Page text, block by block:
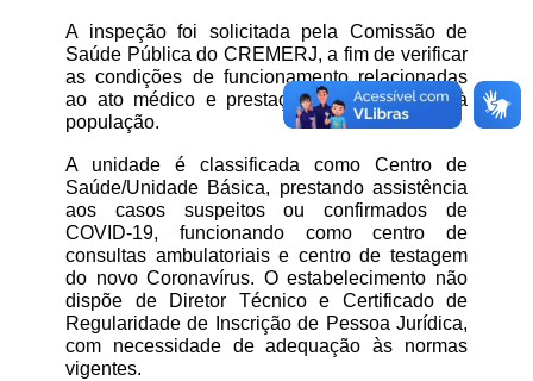
A inspeção foi solicitada pela Comissão de
Saúde Pública do CREMERJ, a fim de verificar
as condições de funcionamento relacionadas
ao ato médico e prestação de assistência à
população.
A unidade é classificada como Centro de
Saúde/Unidade Básica, prestando assistência
aos casos suspeitos ou confirmados de
COVID-19, funcionando como centro de
consultas ambulatoriais e centro de testagem
do novo Coronavírus. O estabelecimento não
dispõe de Diretor Técnico e Certificado de
Regularidade de Inscrição de Pessoa Jurídica,
com necessidade de adequação às normas
vigentes.